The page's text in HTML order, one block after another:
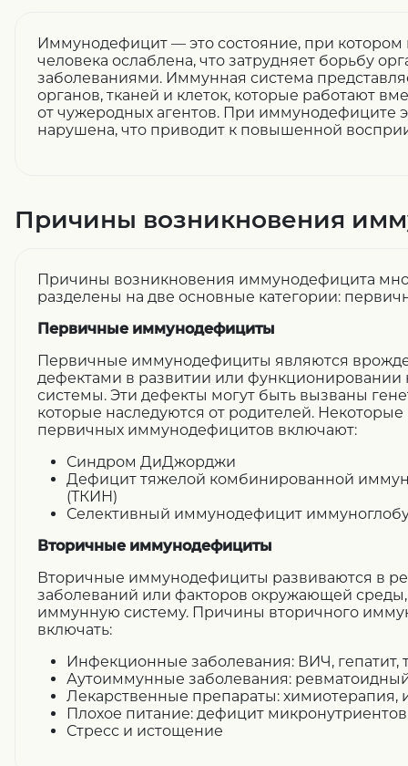
Иммунодефицит — это состояние, при
человека ослаблена, что затрудняет борьбу
заболеваниями. Иммунная система
органов, тканей и клеток, которые работают
от чужеродных агентов. При иммунодефиците
нарушена, что приводит к повышенной
Причины возникновения
Причины возникновения иммунодефицита
разделены на две основные категории:
Первичные иммунодефициты
Первичные иммунодефициты являются
дефектами в развитии или
системы. Эти дефекты могут быть вызваны
которые наследуются от родителей.
первичных иммунодефицитов включают:
Синдром ДиДжорджи
Дефицит тяжелой комбинированной
(ТКИН)
Селективный иммунодефицит
Вторичные иммунодефициты
Вторичные иммунодефициты развиваются в
заболеваний или факторов окружающей
иммунную систему. Причины вторичного
включать:
Инфекционные заболевания: ВИЧ, гепатит,
Аутоиммунные заболевания: ревматоидный
Лекарственные препараты: химиотерапия,
Плохое питание: дефицит микронутриентов
Стресс и истощение